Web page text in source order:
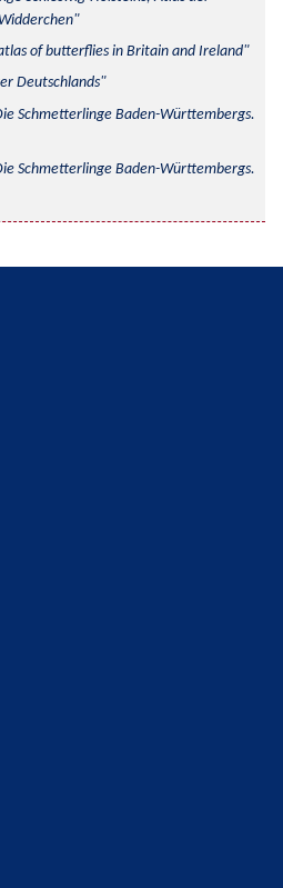
of butterflies in Britain and Ireland
Deutschlands
Schmetterlinge Baden-Württembergs.
Schmetterlinge Baden-Württembergs.